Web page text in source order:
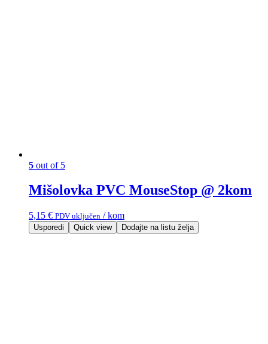
5 out of 5
Mišolovka PVC MouseStop @ 2kom
5,15 € PDV uključen / kom
Usporedi Quick view Dodajte na listu želja